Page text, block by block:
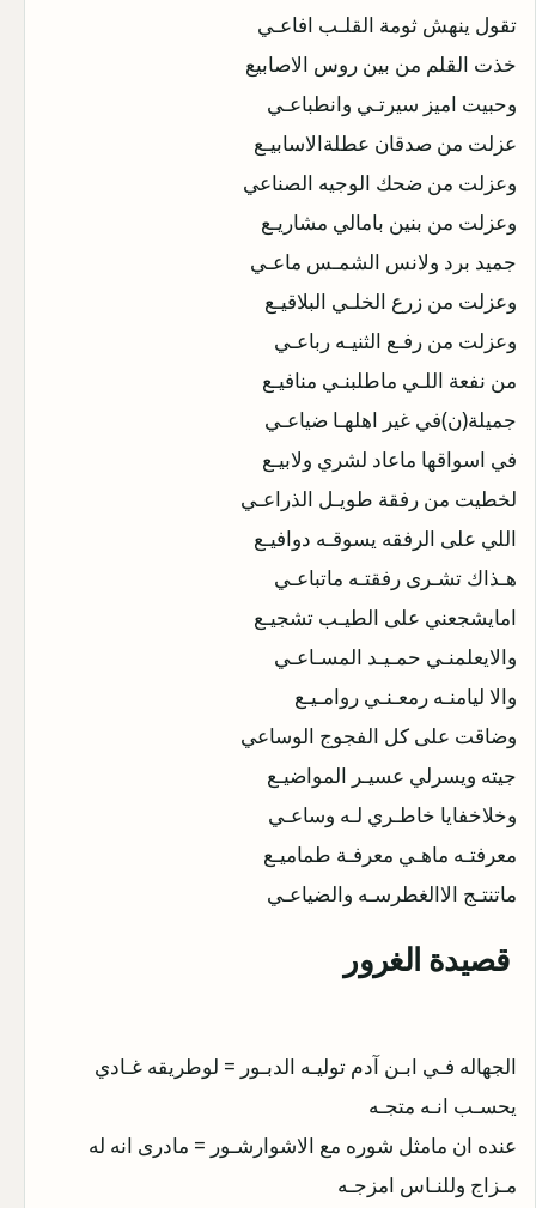
تقول ينهش ثومة القلـب افاعـي
خذت القلم من بين روس الاصابيع
وحبيت اميز سيرتـي وانطباعـي
عزلت من صدقان عطلةالاسابيـع
وعزلت من ضحك الوجيه الصناعي
وعزلت من بنين بامالي مشاريـع
جميد برد ولانس الشمـس ماعـي
وعزلت من زرع الخلـي البلاقيـع
وعزلت من رفـع الثنيـه رباعـي
من نفعة اللـي ماطلبنـي منافيـع
جميلة(ن)في غير اهلهـا ضياعـي
في اسواقها ماعاد لشري ولابيـع
لخطيت من رفقة طويـل الذراعـي
اللي على الرفقه يسوقـه دوافيـع
هـذاك تشـرى رفقتـه ماتباعـي
امايشجعني على الطيـب تشجيـع
والايعلمنـي حمـيـد المسـاعـي
والا ليامنـه رمعـنـي روامـيـع
وضاقت على كل الفجوج الوساعي
جيته ويسرلي عسيـر المواضيـع
وخلاخفايا خاطـري لـه وساعـي
معرفتـه ماهـي معرفـة طماميـع
ماتنتـج الاالغطرسـه والضياعـي
قصيدة الغرور
الجهاله فـي ابـن آدم توليـه الدبـور = لوطريقه غـادي
يحسـب انـه متجـه
عنده ان مامثل شوره مع الاشوارشـور = مادرى انه له
مـزاج وللنـاس امزجـه